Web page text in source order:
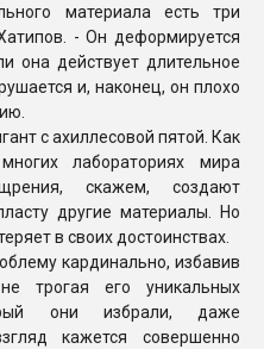
материала есть три
- Он деформируется
она действует длительное
и, наконец, он плохо
с ахиллесовой пятой. Как
лабораториях мира
скажем, создают
другие материалы. Но
в своих достоинствах.
кардинально, избавив
трогая его уникальных
они избрали, даже
кажется совершенно